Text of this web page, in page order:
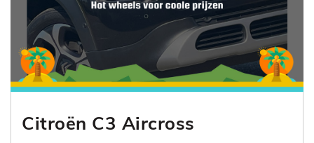
Citroën C3 Aircross